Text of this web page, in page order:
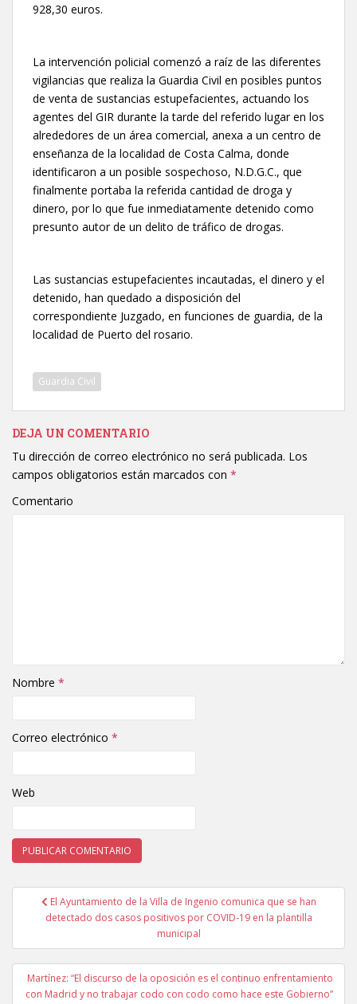
928,30 euros.
La intervención policial comenzó a raíz de las diferentes
vigilancias que realiza la Guardia Civil en posibles puntos
de venta de sustancias estupefacientes, actuando los
agentes del GIR durante la tarde del referido lugar en los
alrededores de un área comercial, anexa a un centro de
enseñanza de la localidad de Costa Calma, donde
identificaron a un posible sospechoso, N.D.G.C., que
finalmente portaba la referida cantidad de droga y
dinero, por lo que fue inmediatamente detenido como
presunto autor de un delito de tráfico de drogas.
Las sustancias estupefacientes incautadas, el dinero y el
detenido, han quedado a disposición del
correspondiente Juzgado, en funciones de guardia, de la
localidad de Puerto del rosario.
Guardia Civil
DEJA UN COMENTARIO
Tu dirección de correo electrónico no será publicada. Los
campos obligatorios están marcados con *
Comentario
Nombre *
Correo electrónico *
Web
Navegación de entradas
El Ayuntamiento de la Villa de Ingenio comunica que se han
detectado dos casos positivos por COVID-19 en la plantilla
municipal
Martínez: “El discurso de la oposición es el continuo enfrentamiento
con Madrid y no trabajar codo con codo como hace este Gobierno”